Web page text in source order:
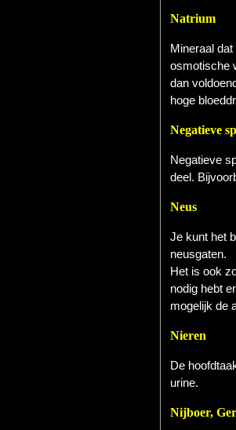
Natrium
Mineraal
osmotische
dan
hoge
Negatieve
Negatieve
deel.
Neus
Je kunt het
neusgaten.
Het is ook
nodig hebt
mogelijk de
Nieren
De
urine.
Nijboer,